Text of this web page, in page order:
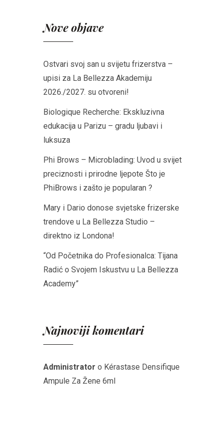
Nove objave
Ostvari svoj san u svijetu frizerstva –
upisi za La Bellezza Akademiju
2026./2027. su otvoreni!
Biologique Recherche: Ekskluzivna
edukacija u Parizu – gradu ljubavi i
luksuza
Phi Brows – Microblading: Uvod u svijet
preciznosti i prirodne ljepote Što je
PhiBrows i zašto je popularan ?
Mary i Dario donose svjetske frizerske
trendove u La Bellezza Studio –
direktno iz Londona!
“Od Početnika do Profesionalca: Tijana
Radić o Svojem Iskustvu u La Bellezza
Academy”
Najnoviji komentari
Administrator o Kérastase Densifique
Ampule Za Žene 6ml